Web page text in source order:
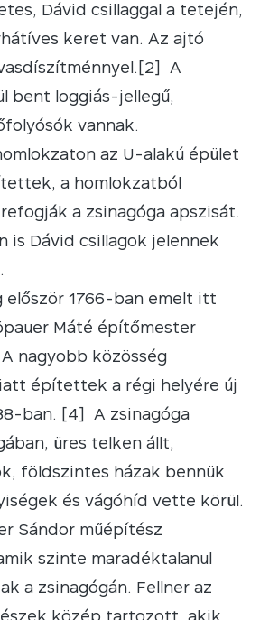
Dávid csillaggal a tetején,
keret van. Az ajtó
A
bent loggiás-jellegű,
vannak.
az U-alakú épület
a homlokzatból
a zsinagóga apszisát.
is Dávid csillagok jelennek
először 1766-ban emelt itt
Máté építőmester
nagyobb közösség
építettek a régi helyére új
ban. [4] A zsinagóga
üres telken állt,
földszintes házak bennük
és vágóhíd vette körül.
Sándor műépítész
szinte maradéktalanul
a zsinagógán. Fellner az
közép tartozott, akik